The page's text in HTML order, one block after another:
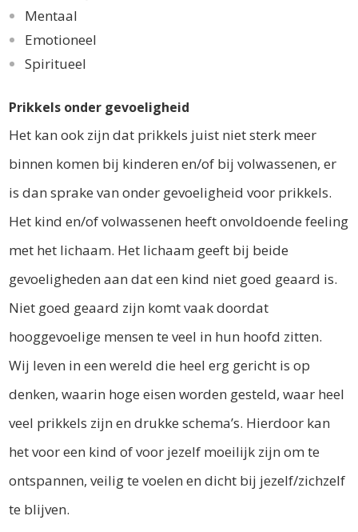
Mentaal
Emotioneel
Spiritueel
Prikkels onder gevoeligheid
Het kan ook zijn dat prikkels juist niet sterk meer
binnen komen bij kinderen en/of bij volwassenen, er
is dan sprake van onder gevoeligheid voor prikkels.
Het kind en/of volwassenen heeft onvoldoende feeling
met het lichaam. Het lichaam geeft bij beide
gevoeligheden aan dat een kind niet goed geaard is.
Niet goed geaard zijn komt vaak doordat
hooggevoelige mensen te veel in hun hoofd zitten.
Wij leven in een wereld die heel erg gericht is op
denken, waarin hoge eisen worden gesteld, waar heel
veel prikkels zijn en drukke schema’s. Hierdoor kan
het voor een kind of voor jezelf moeilijk zijn om te
ontspannen, veilig te voelen en dicht bij jezelf/zichzelf
te blijven.